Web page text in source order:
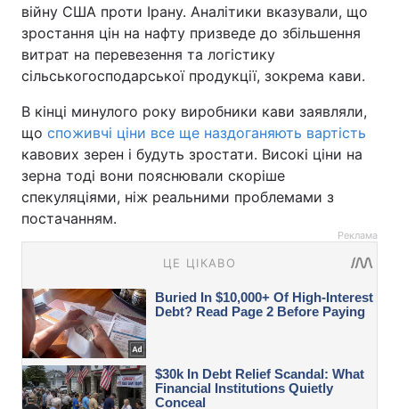
війну США проти Ірану. Аналітики вказували, що
зростання цін на нафту призведе до збільшення
витрат на перевезення та логістику
сільськогосподарської продукції, зокрема кави.
В кінці минулого року виробники кави заявляли,
що споживчі ціни все ще наздоганяють вартість
кавових зерен і будуть зростати. Високі ціни на
зерна тоді вони пояснювали скоріше
спекуляціями, ніж реальними проблемами з
постачанням.
Реклама